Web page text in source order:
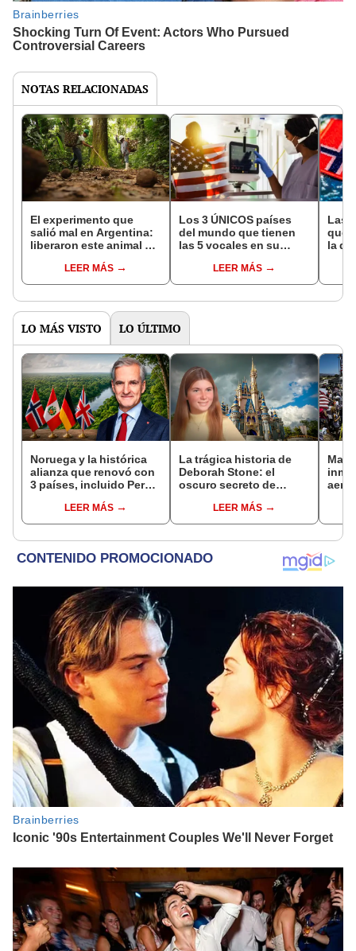
NOTAS RELACIONADAS
El experimento que
salió mal en Argentina:
liberaron este animal y
bosques milenarios de
la Patagonia
LEER MÁS
Los 3 ÚNICOS países
del mundo que tienen
las 5 vocales en su
con unoLEER MÁS
Las
que
la de
LO MÁS VISTO LO ÚLTIMO
Noruega y la histórica
alianza que renovó con
3 países, incluido Perú,
deforestación de la
Amazonía al 2030
LEER MÁS
La trágica historia de
Deborah Stone: el
oscuro secreto de
el parque temático en
1974
LEER MÁS
este